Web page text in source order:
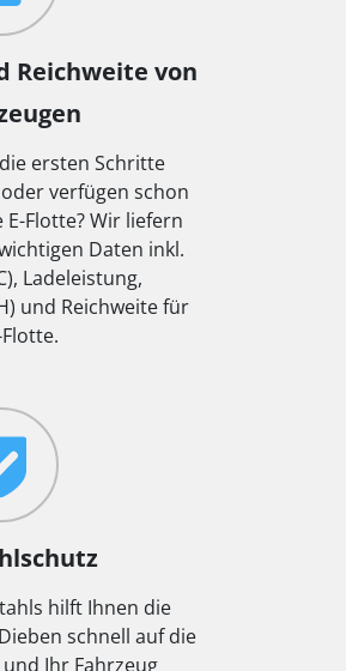
Reichweite von
ersten Schritte
verfügen schon
Flotte? Wir liefern
Daten inkl.
Ladeleistung,
und Reichweite für
hilft Ihnen die
schnell auf die
Ihr Fahrzeug